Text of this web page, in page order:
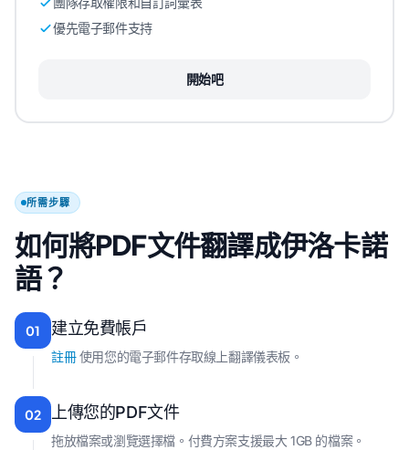
優先電子郵件支持
開始吧
所需步驟
如何將PDF文件翻譯成伊洛卡諾
語？
01 建立免費帳戶
註冊使用您的電子郵件存取線上翻譯儀表板。
02 上傳您的PDF文件
拖放檔案或瀏覽選擇檔。付費方案支援最大 1GB 的檔案。